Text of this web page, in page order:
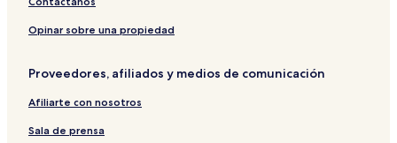
Hoteles de playa en Secteur Touristique
Opinar sobre una propiedad
Proveedores, afiliados y medios de comunicación
Afiliarte con nosotros
Sala de prensa